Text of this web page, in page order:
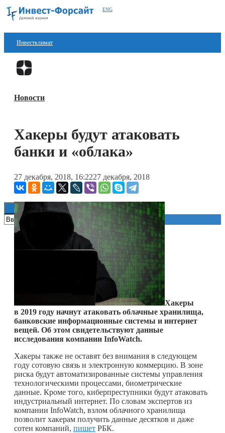
ENG
Инвестклимат
Финансы
Блокчейн
Книги
Новости
Хакеры будут атаковать
банки и «облака»
27 декабря, 2018, 16:2227 декабря, 2018
Хакеры
в 2019 году начнут атаковать облачные хранилища,
банковские информационные системы и интернет
вещей. Об этом свидетельствуют данные
исследования компании InfoWatch.
Хакеры также не оставят без внимания в следующем
году сотовую связь и электронную коммерцию. В зоне
риска будут автоматизированные системы управления
технологическими процессами, биометрические
данные. Кроме того, киберпреступники будут атаковать
индустриальный интернет. По словам экспертов из
компании InfoWatch, взлом облачного хранилища
позволит хакерам получить данные десятков и даже
сотен компаний, пишет РБК.